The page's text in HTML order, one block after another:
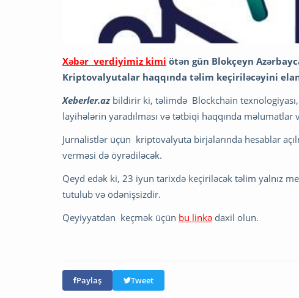
Xəbər verdiyimiz kimi ötən gün Blokçeyn
Kriptovalyutalar haqqında təlim keçiriləcəyini
Xeberler.az bildirir ki, təlimdə Blockchain texnologiyası,
layihələrin yaradılması və tətbiqi haqqında məlumatlar
Jurnalistlər üçün kriptovalyuta birjalarında hesablar
verməsi də öyrədiləcək.
Qeyd edək ki, 23 iyun tarixdə keçiriləcək təlim yalnız
tutulub və ödənişsizdir.
Qeyiyyatdan keçmək üçün bu linkə daxil olun.
Paylaş Tweet